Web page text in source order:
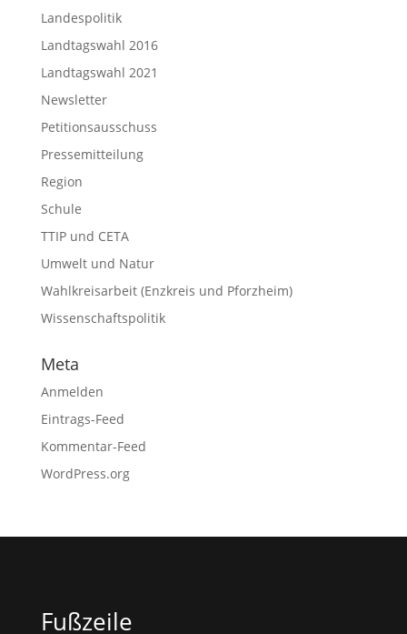
Landespolitik
Landtagswahl 2016
Landtagswahl 2021
Newsletter
Petitionsausschuss
Pressemitteilung
Region
Schule
TTIP und CETA
Umwelt und Natur
Wahlkreisarbeit (Enzkreis und Pforzheim)
Wissenschaftspolitik
Meta
Anmelden
Eintrags-Feed
Kommentar-Feed
WordPress.org
Fußzeile